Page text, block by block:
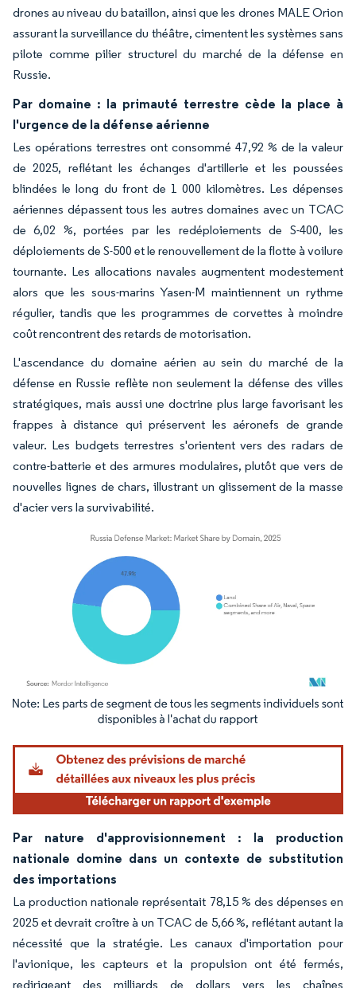
drones au niveau du bataillon, ainsi que les drones MALE Orion
assurant la surveillance du théâtre, cimentent les systèmes sans
pilote comme pilier structurel du marché de la défense en
Russie.
Par domaine : la primauté terrestre cède la place à
l'urgence de la défense aérienne
Les opérations terrestres ont consommé 47,92 % de la valeur
de 2025, reflétant les échanges d'artillerie et les poussées
blindées le long du front de 1 000 kilomètres. Les dépenses
aériennes dépassent tous les autres domaines avec un TCAC
de 6,02 %, portées par les redéploiements de S-400, les
déploiements de S-500 et le renouvellement de la flotte à voilure
tournante. Les allocations navales augmentent modestement
alors que les sous-marins Yasen-M maintiennent un rythme
régulier, tandis que les programmes de corvettes à moindre
coût rencontrent des retards de motorisation.
L'ascendance du domaine aérien au sein du marché de la
défense en Russie reflète non seulement la défense des villes
stratégiques, mais aussi une doctrine plus large favorisant les
frappes à distance qui préservent les aéronefs de grande
valeur. Les budgets terrestres s'orientent vers des radars de
contre-batterie et des armures modulaires, plutôt que vers de
nouvelles lignes de chars, illustrant un glissement de la masse
d'acier vers la survivabilité.
Image © Mordor Intelligence. La réutilisation nécessite une attribution sous CC BY
Par nature d'approvisionnement : la production
nationale domine dans un contexte de substitution
des importations
La production nationale représentait 78,15 % des dépenses en
2025 et devrait croître à un TCAC de 5,66 %, reflétant autant la
nécessité que la stratégie. Les canaux d'importation pour
l'avionique, les capteurs et la propulsion ont été fermés,
redirigeant des milliards de dollars vers les chaînes